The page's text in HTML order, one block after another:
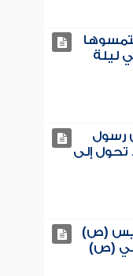
ليلة
رسول
إلى
(ص)
في (ص)